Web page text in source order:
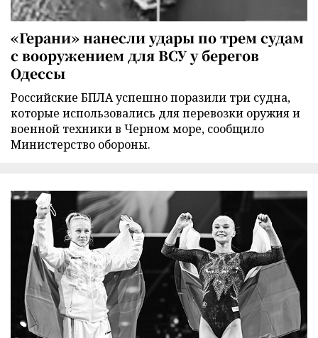
«Герани» нанесли удары по трем судам
с вооружением для ВСУ у берегов
Одессы
Российские БПЛА успешно поразили три судна,
которые использовались для перевозки оружия и
военной техники в Черном море, сообщило
Министерство обороны.